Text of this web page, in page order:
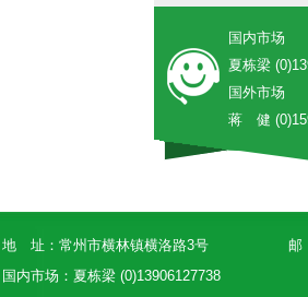
国内市场
夏栋梁
国外市场
蒋 健
地 址：常州市横林镇横洛路3号
邮
国内市场：夏栋梁 (0)13906127738